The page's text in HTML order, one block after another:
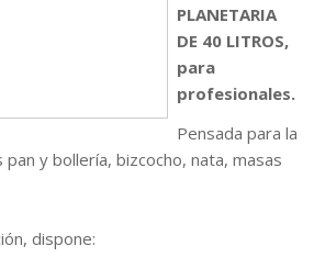
PLANETARIA
DE 40 LITROS,
para
profesionales.
Pensada para la
y bollería, bizcocho, nata, masas
dispone: